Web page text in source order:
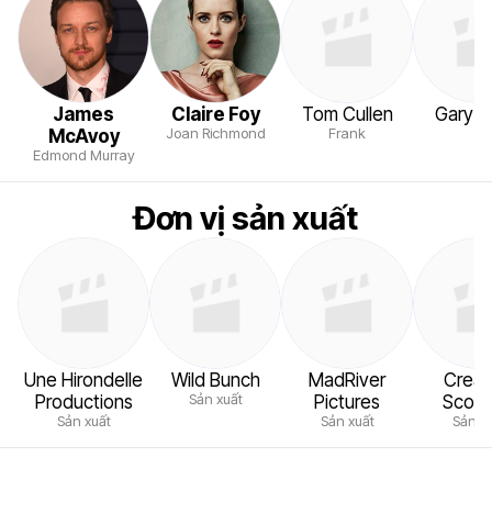
James
McAvoy
Edmond Murray
Claire Foy
Joan Richmond
Tom Cullen
Frank
Gary
Đơn vị sản xuất
Une Hirondelle
Productions
Sản xuất
Wild Bunch
Sản xuất
MadRiver
Pictures
Sản xuất Sản